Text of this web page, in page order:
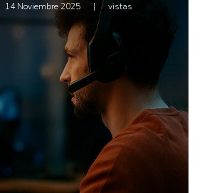
14 Noviembre 2025 | vistas